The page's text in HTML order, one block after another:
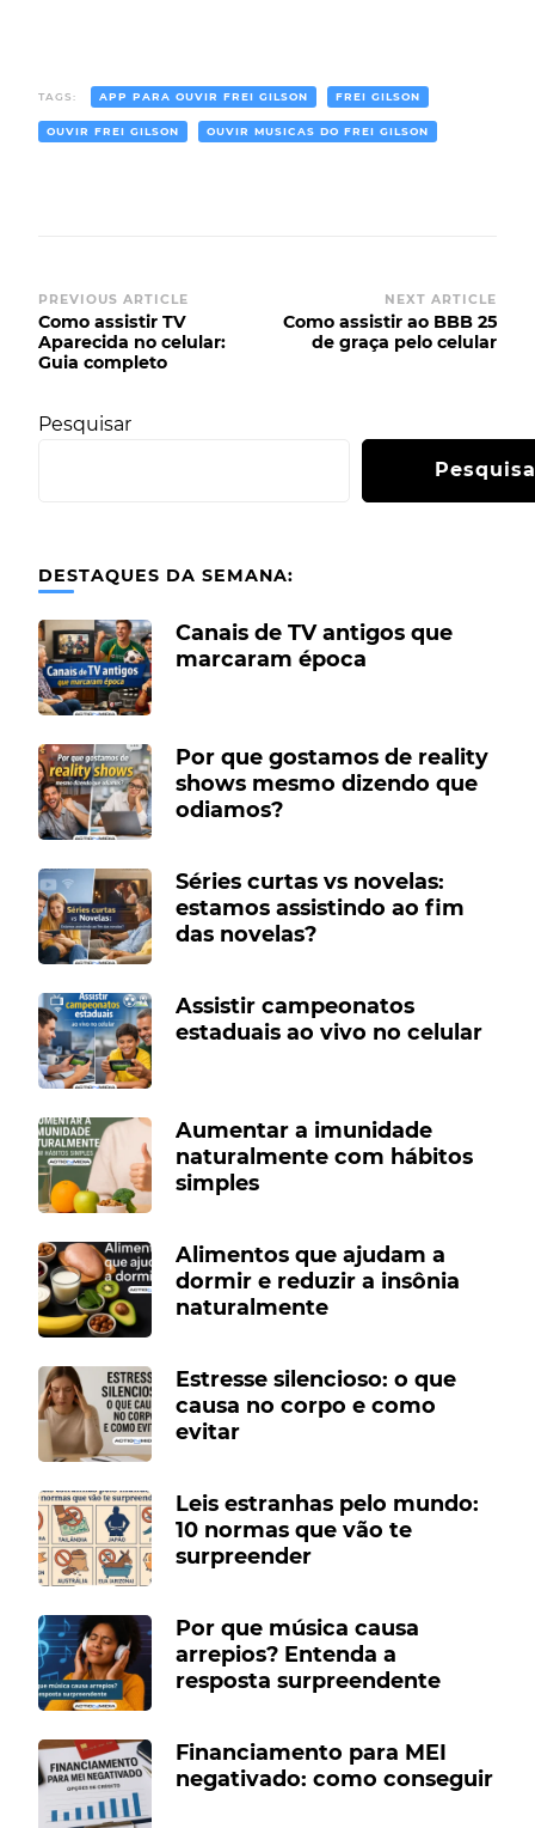
TAGS: APP PARA OUVIR FREI GILSON FREI GILSON
OUVIR FREI GILSON OUVIR MUSICAS DO FREI GILSON
PREVIOUS ARTICLE
Como assistir TV
Aparecida no celular:
Guia completo
NEXT ARTICLE
Como assistir ao BBB 25
de graça pelo celular
Pesquisar
DESTAQUES DA SEMANA:
Canais de TV antigos que
marcaram época
Por que gostamos de reality
shows mesmo dizendo que
odiamos?
Séries curtas vs novelas:
estamos assistindo ao fim
das novelas?
Assistir campeonatos
estaduais ao vivo no celular
Aumentar a imunidade
naturalmente com hábitos
simples
Alimentos que ajudam a
dormir e reduzir a insônia
naturalmente
Estresse silencioso: o que
causa no corpo e como
evitar
Leis estranhas pelo mundo:
10 normas que vão te
surpreender
Por que música causa
arrepios? Entenda a
resposta surpreendente
Financiamento para MEI
negativado: como conseguir